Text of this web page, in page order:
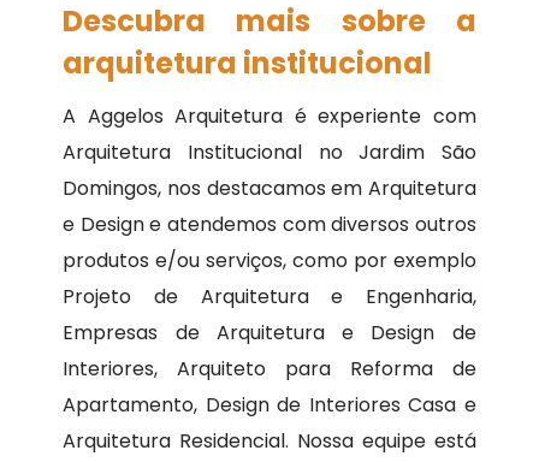
Descubra mais sobre a
arquitetura institucional
A Aggelos Arquitetura é experiente com
Arquitetura Institucional no Jardim São
Domingos, nos destacamos em Arquitetura
e Design e atendemos com diversos outros
produtos e/ou serviços, como por exemplo
Projeto de Arquitetura e Engenharia,
Empresas de Arquitetura e Design de
Interiores, Arquiteto para Reforma de
Apartamento, Design de Interiores Casa e
Arquitetura Residencial. Nossa equipe está